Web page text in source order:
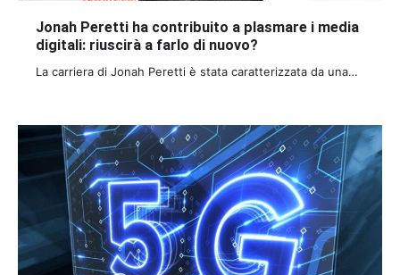
Jonah Peretti ha contribuito a plasmare i media
digitali: riuscirà a farlo di nuovo?
La carriera di Jonah Peretti è stata caratterizzata da una…